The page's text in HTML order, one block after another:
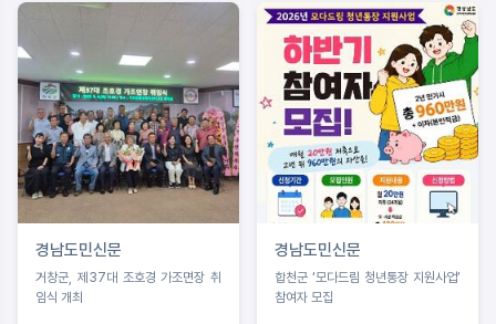
경남도민신문
거창군, 제37대 조호경 가조면장 취
임식 개최
경남도민신문
합천군 ‘모다드림 청년통장 지원사업’
참여자 모집